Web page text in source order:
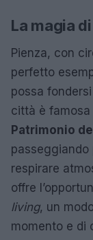
La magia
Pienza, con
perfetto
possa
città è
Patrimonio
passeggiando
respirare
offre
living, un
momento e di